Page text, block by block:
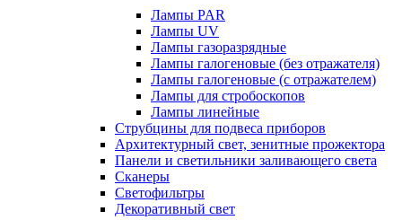
Лампы PAR
Лампы UV
Лампы газоразрядные
Лампы галогеновые (без отражателя)
Лампы галогеновые (с отражателем)
Лампы для стробоскопов
Лампы линейные
Струбцины для подвеса приборов
Архитектурный свет, зенитные прожектора
Панели и светильники заливающего света
Сканеры
Светофильтры
Декоративный свет